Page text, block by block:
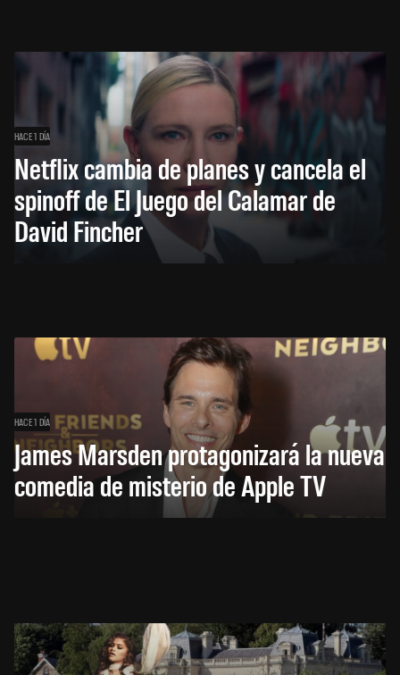
HACE 1 DÍA
Netflix cambia de planes y cancela el
spinoff de El Juego del Calamar de
David Fincher
HACE 1 DÍA
James Marsden protagonizará la nueva
comedia de misterio de Apple TV